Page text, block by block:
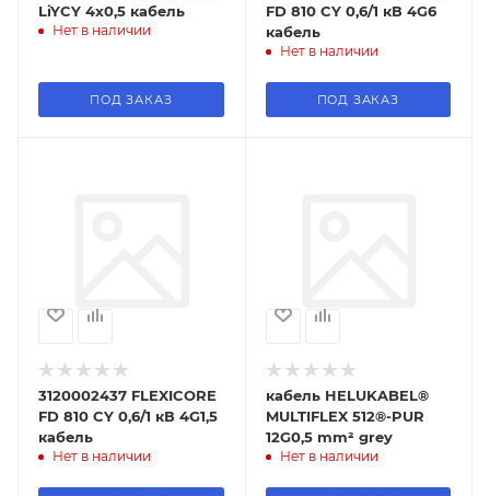
LiYCY 4x0,5 кабель
Нет в наличии
ПОД ЗАКАЗ
FD 810 CY 0,6/1 кВ 4G6
кабель
Нет в наличии
ПОД ЗАКАЗ
3120002437 FLEXICORE
FD 810 CY 0,6/1 кВ 4G1,5
кабель
Нет в наличии
кабель HELUKABEL®
MULTIFLEX 512®-PUR
12G0,5 mm² grey
Нет в наличии